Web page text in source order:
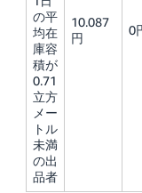
の平
均在
庫容
積が
0.71
立方
メー
トル
未満
の出
品者
10.087
円
0